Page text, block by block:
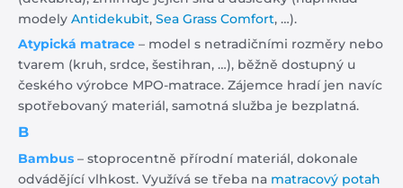
modely Antidekubit, Sea Grass Comfort, …).
Atypická matrace – model s netradičními rozměry nebo
tvarem (kruh, srdce, šestihran, …), běžně dostupný u
českého výrobce MPO-matrace. Zájemce hradí jen navíc
spotřebovaný materiál, samotná služba je bezplatná.
B
Bambus – stoprocentně přírodní materiál, dokonale
odvádějící vlhkost. Využívá se třeba na matracový potah